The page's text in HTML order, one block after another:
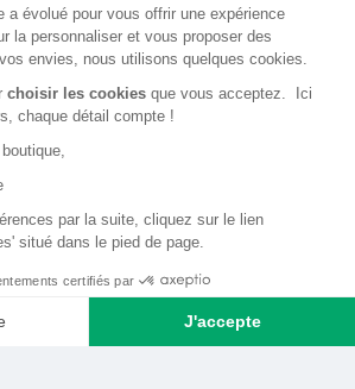
?
adhérent ?
de confidentialité
a évolué pour vous offrir une expérience
la personnaliser et vous proposer des
envies, nous utilisons quelques cookies.
choisir les cookies que vous acceptez. Ici
chaque détail compte !
par la suite, cliquez sur le lien
situé dans le pied de page.
certifiés par
J'accepte